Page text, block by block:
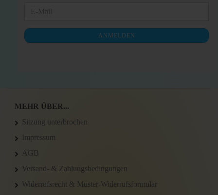
NEWSLETTER-
ANMELDUNG
ANMELDEN
MEHR ÜBER...
Sitzung unterbrochen
Impressum
AGB
Versand- & Zahlungsbedingungen
Widerrufsrecht & Muster-Widerrufsformular